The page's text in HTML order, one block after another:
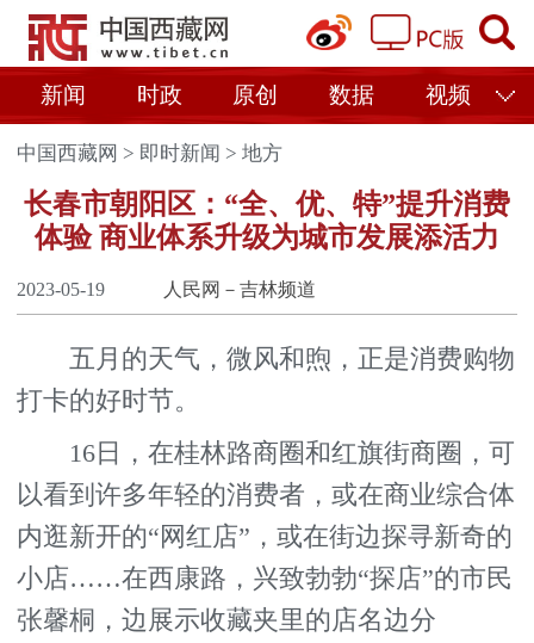
新闻 时政 原创 数据 视频
中国西藏网 > 即时新闻 >地方
长春市朝阳区：“全、优、特”提升消费
体验 商业体系升级为城市发展添活力
2023-05-19 人民网－吉林频道
五月的天气，微风和煦，正是消费购物
打卡的好时节。
16日，在桂林路商圈和红旗街商圈，可
以看到许多年轻的消费者，或在商业综合体
内逛新开的“网红店”，或在街边探寻新奇的
小店……在西康路，兴致勃勃“探店”的市民
张馨桐，边展示收藏夹里的店名边分